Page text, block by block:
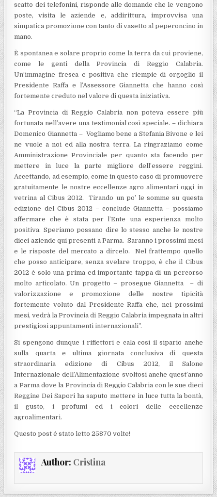
scatto dei telefonini, risponde alle domande che le vengono
poste, visita le aziende e, addirittura, improvvisa una
simpatica promozione con tanto di vasetto al peperoncino in
mano.
È spontanea e solare proprio come la terra da cui proviene,
come le genti della Provincia di Reggio Calabria.
Un’immagine fresca e positiva che riempie di orgoglio il
Presidente Raffa e l’Assessore Giannetta che hanno così
fortemente creduto nel valore di questa iniziativa.
“La Provincia di Reggio Calabria non poteva essere più
fortunata nell’avere una testimonial così speciale. – dichiara
Domenico Giannetta – Vogliamo bene a Stefania Bivone e lei
ne vuole a noi ed alla nostra terra. La ringraziamo come
Amministrazione Provinciale per quanto sta facendo per
mettere in luce la parte migliore dell’essere reggini.
Accettando, ad esempio, come in questo caso di promuovere
gratuitamente le nostre eccellenze agro alimentari oggi in
vetrina al Cibus 2012. Tirando un po’ le somme su questa
edizione del Cibus 2012 – conclude Giannetta – possiamo
affermare che è stata per l’Ente una esperienza molto
positiva. Speriamo possano dire lo stesso anche le nostre
dieci aziende qui presenti a Parma. Saranno i prossimi mesi
e le risposte del mercato a dircelo. Nel frattempo quello
che posso anticipare, senza svelare troppo, è che il Cibus
2012 è solo una prima ed importante tappa di un percorso
molto articolato. Un progetto – prosegue Giannetta – di
valorizzazione e promozione delle nostre tipicità
fortemente voluto dal Presidente Raffa che, nei prossimi
mesi, vedrà la Provincia di Reggio Calabria impegnata in altri
prestigiosi appuntamenti internazionali”.
Si spengono dunque i riflettori e cala così il sipario anche
sulla quarta e ultima giornata conclusiva di questa
straordinaria edizione di Cibus 2012, il Salone
Internazionale dell’Alimentazione svoltosi anche quest’anno
a Parma dove la Provincia di Reggio Calabria con le sue dieci
Reggine Dei Sapori ha saputo mettere in luce tutta la bontà,
il gusto, i profumi ed i colori delle eccellenze
agroalimentari.
Questo post é stato letto 25870 volte!
Author: Cristina